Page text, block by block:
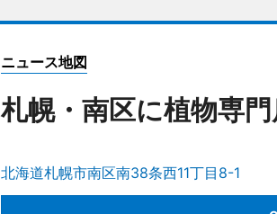
ニュース地図
札幌・南区に植物専
北海道札幌市南区南38条西11丁目8-1